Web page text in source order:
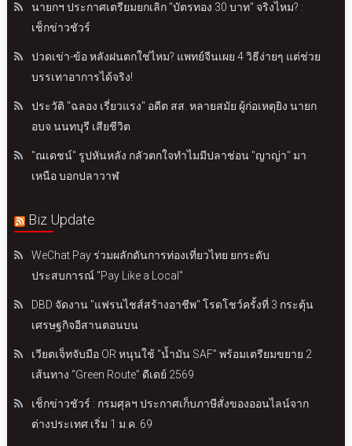
นายกฯ ประกาศเตรียมยกเลิก "บัตรทอง 30 บาท" จริงไหม? :
เช็กข่าวชัวร์
ปวดเข่า-ข้อ หลังฝนตกใช่ไหม? แพทย์จีนเผย 4 วิธีง่ายๆ แต่ช่วย
บรรเทาอาการได้จริง!
ประวัติ "ฉลอง เรี่ยวแรง" อดีต สส. หลายสมัย ผู้ก่อเหตุยิง นายก
อบจ.นนทบุรี เสียชีวิต
"ณเดชน์" รูปหันหลัง กลัวตกใจทำไมมีปลาช่อน "ญาญ่า" มา
เหนือ บอกปลาวาฬ
Biz Update
WeChat Pay ร่วมผลักดันการท่องเที่ยวไทย ยกระดับ
ประสบการณ์ "Pay Like a Local"
DBD จัดงาน "แฟรนไชส์สร้างอาชีพ" โรดโชว์ครั้งที่ 3 กระตุ้น
เศรษฐกิจอีสานตอนบน
เวียตเจ็ทจับมือ OR หนุนใช้ “น้ำมัน SAF” พร้อมเตรียมขยาย 2
เส้นทาง “Green Route” ดีเดย์ 2569
เช็กข่าวชัวร์ : กรมศุลฯ ประกาศเก็บภาษีสั่งของออนไลน์จาก
ต่างประเทศ เริ่ม 1 ม.ค. 69